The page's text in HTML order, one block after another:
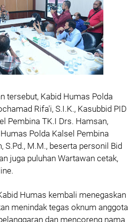
tersebut, Kabid Humas Polda
Rifa'i, S.I.K., Kasubbid PID
Pembina TK.I Drs. Hamsan,
Polda Kalsel Pembina
S.Pd., M.M., beserta personil Bid
juga puluhan Wartawan cetak,
Humas kembali menegaskan
menindak tegas oknum anggota
dan mencoreng nama